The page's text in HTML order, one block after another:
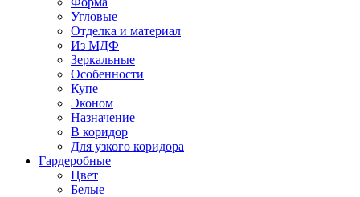
Угловые
Отделка и материал
Из МДФ
Зеркальные
Особенности
Купе
Эконом
Назначение
В коридор
Для узкого коридора
Гардеробные
Цвет
Белые